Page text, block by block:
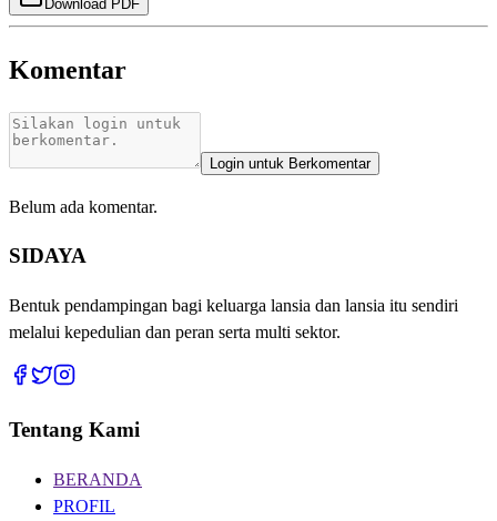
Download PDF
Komentar
Login untuk Berkomentar
Belum ada komentar.
SIDAYA
Bentuk pendampingan bagi keluarga lansia dan lansia itu sendiri
melalui kepedulian dan peran serta multi sektor.
Tentang Kami
BERANDA
PROFIL